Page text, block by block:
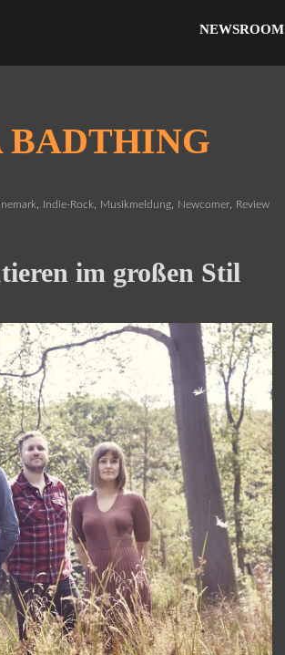
NEWSROOM
BADTHING
, Indie-Rock, Musikmeldung, Newcomer, Review
im großen Stil